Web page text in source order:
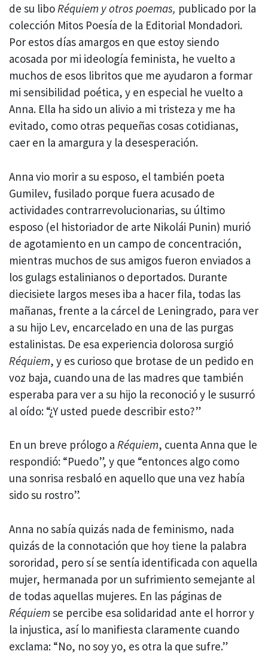
de su liboRéquiem y otros poemas, publicado por la
colección Mitos Poesía de la Editorial Mondadori.
Por estos días amargos en que estoy siendo
acosada por mi ideología feminista, he vuelto a
muchos de esos libritos que me ayudaron a formar
mi sensibilidad poética, y en especial he vuelto a
Anna. Ella ha sido un alivio a mi tristeza y me ha
evitado, como otras pequeñas cosas cotidianas,
caer en la amargura y la desesperación.
Anna vio morir a su esposo, el también poeta
Gumilev, fusilado porque fuera acusado de
actividades contrarrevolucionarias, su último
esposo (el historiador de arte Nikolái Punin) murió
de agotamiento en un campo de concentración,
mientras muchos de sus amigos fueron enviados a
los gulags estalinianos o deportados. Durante
diecisiete largos meses iba a hacer fila, todas las
mañanas, frente a la cárcel de Leningrado, para ver
a su hijo Lev, encarcelado en una de las purgas
estalinistas. De esa experiencia dolorosa surgió
Réquiem, y es curioso que brotase de un pedido en
voz baja, cuando una de las madres que también
esperaba para ver a su hijo la reconoció y le susurró
al oído: “¿Y usted puede describir esto?”
En un breve prólogo a Réquiem, cuenta Anna que le
respondió: “Puedo”, y que “entonces algo como
una sonrisa resbaló en aquello que una vez había
sido su rostro”.
Anna no sabía quizás nada de feminismo, nada
quizás de la connotación que hoy tiene la palabra
sororidad, pero sí se sentía identificada con aquella
mujer, hermanada por un sufrimiento semejante al
de todas aquellas mujeres. En las páginas de
Réquiemse percibe esa solidaridad ante el horror y
la injustica, así lo manifiesta claramente cuando
exclama: “No, no soy yo, es otra la que sufre.”